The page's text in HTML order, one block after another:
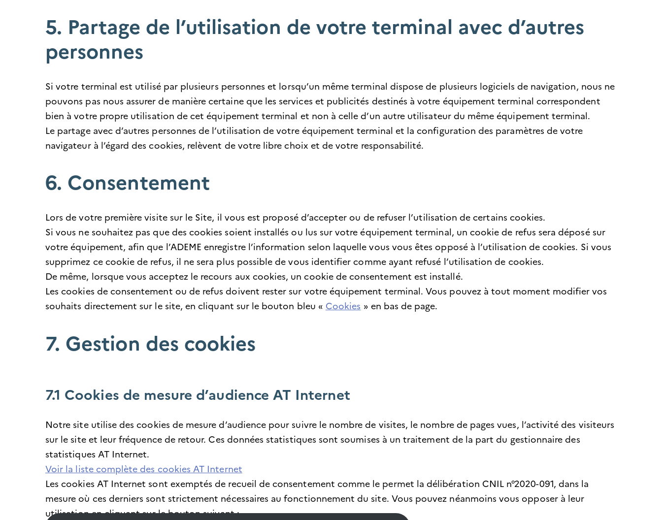
5. Partage de l’utilisation de votre terminal avec d’autres
personnes
Si votre terminal est utilisé par plusieurs personnes et lorsqu’un même terminal dispose de plusieurs logiciels de navigation, nous ne
pouvons pas nous assurer de manière certaine que les services et publicités destinés à votre équipement terminal correspondent
bien à votre propre utilisation de cet équipement terminal et non à celle d’un autre utilisateur du même équipement terminal.
Le partage avec d’autres personnes de l’utilisation de votre équipement terminal et la configuration des paramètres de votre
navigateur à l’égard des cookies, relèvent de votre libre choix et de votre responsabilité.
6. Consentement
Lors de votre première visite sur le Site, il vous est proposé d’accepter ou de refuser l’utilisation de certains cookies.
Si vous ne souhaitez pas que des cookies soient installés ou lus sur votre équipement terminal, un cookie de refus sera déposé sur
votre équipement, afin que l’ADEME enregistre l’information selon laquelle vous vous êtes opposé à l’utilisation de cookies. Si vous
supprimez ce cookie de refus, il ne sera plus possible de vous identifier comme ayant refusé l’utilisation de cookies.
De même, lorsque vous acceptez le recours aux cookies, un cookie de consentement est installé.
Les cookies de consentement ou de refus doivent rester sur votre équipement terminal. Vous pouvez à tout moment modifier vos
souhaits directement sur le site, en cliquant sur le bouton bleu « Cookies » en bas de page.
7. Gestion des cookies
7.1 Cookies de mesure d’audience AT Internet
Notre site utilise des cookies de mesure d’audience pour suivre le nombre de visites, le nombre de pages vues, l’activité des visiteurs
sur le site et leur fréquence de retour. Ces données statistiques sont soumises à un traitement de la part du gestionnaire des
statistiques AT Internet.
Voir la liste complète des cookies AT Internet
Les cookies AT Internet sont exemptés de recueil de consentement comme le permet la délibération CNIL n°2020-091, dans la
mesure où ces derniers sont strictement nécessaires au fonctionnement du site. Vous pouvez néanmoins vous opposer à leur
utilisation en cliquant sur le bouton suivant :